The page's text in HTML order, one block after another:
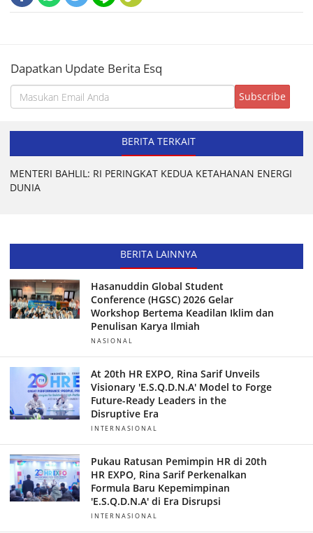
Dapatkan Update Berita Esq
BERITA TERKAIT
MENTERI BAHLIL: RI PERINGKAT KEDUA KETAHANAN ENERGI
DUNIA
BERITA LAINNYA
Hasanuddin Global Student
Conference (HGSC) 2026 Gelar
Workshop Bertema Keadilan Iklim dan
Penulisan Karya Ilmiah
NASIONAL
At 20th HR EXPO, Rina Sarif Unveils
Visionary 'E.S.Q.D.N.A' Model to Forge
Future-Ready Leaders in the
Disruptive Era
INTERNASIONAL
Pukau Ratusan Pemimpin HR di 20th
HR EXPO, Rina Sarif Perkenalkan
Formula Baru Kepemimpinan
'E.S.Q.D.N.A' di Era Disrupsi
INTERNASIONAL